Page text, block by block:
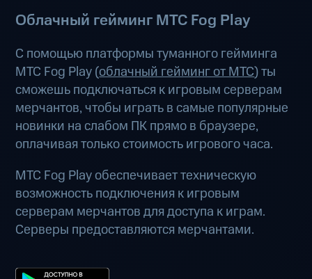
Облачный гейминг МТС Fog Play
С помощью платформы туманного гейминга
МТС Fog Play (облачный гейминг от МТС) ты
сможешь подключаться к игровым серверам
мерчантов, чтобы играть в самые популярные
новинки на слабом ПК прямо в браузере,
оплачивая только стоимость игрового часа.
МТС Fog Play обеспечивает техническую
возможность подключения к игровым
серверам мерчантов для доступа к играм.
Серверы предоставляются мерчантами.